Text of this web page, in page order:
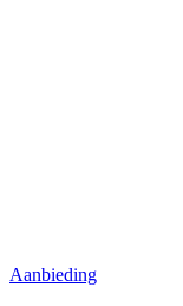
Aanbieding